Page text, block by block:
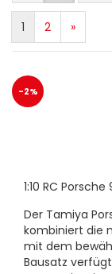
1 2 »
-2%
1:10 RC
Der Tamiya
kombiniert die
mit dem
Bausatz